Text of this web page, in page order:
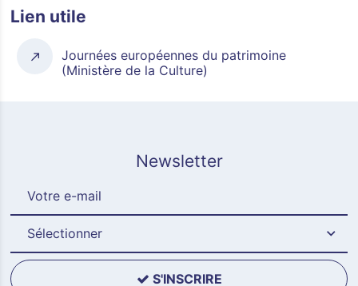
Lien utile
Journées européennes du patrimoine
(Ministère de la Culture)
Newsletter
Sélectionner
S'INSCRIRE